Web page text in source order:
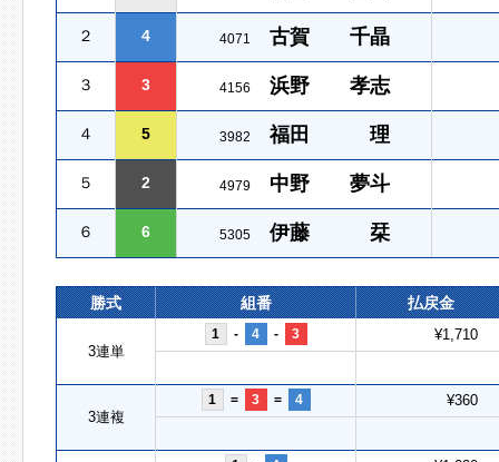
２ 4 4071 古賀 千晶
３ 3 4156 浜野 孝志
４ 5 3982 福田 理
５ 2 4979 中野 夢斗
６ 6 5305 伊藤 栞
勝式 組番 払戻金
3連単
1 - 4 - 3 ¥1,710
3連複
1 = 3 = 4 ¥360